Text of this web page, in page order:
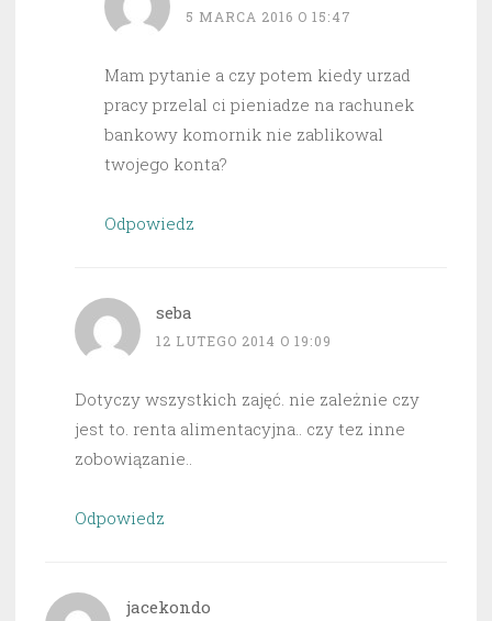
5 MARCA 2016 O 15:47
Mam pytanie a czy potem kiedy urzad
pracy przelal ci pieniadze na rachunek
bankowy komornik nie zablikowal
twojego konta?
Odpowiedz
seba
12 LUTEGO 2014 O 19:09
Dotyczy wszystkich zajęć. nie zależnie czy
jest to. renta alimentacyjna.. czy tez inne
zobowiązanie..
Odpowiedz
jacekondo